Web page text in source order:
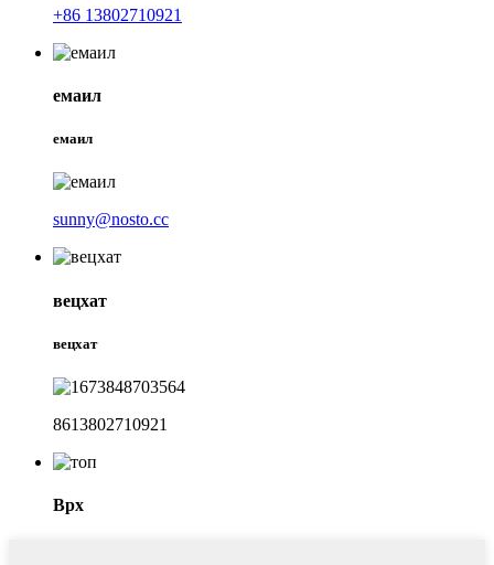
+86 13802710921
емаил
емаил
sunny@nosto.cc
вецхат
вецхат
8613802710921
Врх